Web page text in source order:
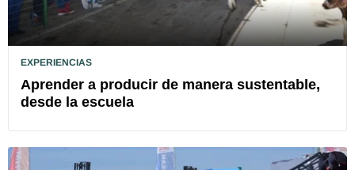
EXPERIENCIAS
Aprender a producir de manera sustentable,
desde la escuela